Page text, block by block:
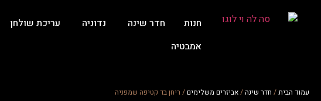
חנות חדר שינה נדוניה עריכת שולחן
אמבטיה
עמוד הבית/ חדר שינה/אביזרים משלימים/ ריחן בד קטיפה שמפניה